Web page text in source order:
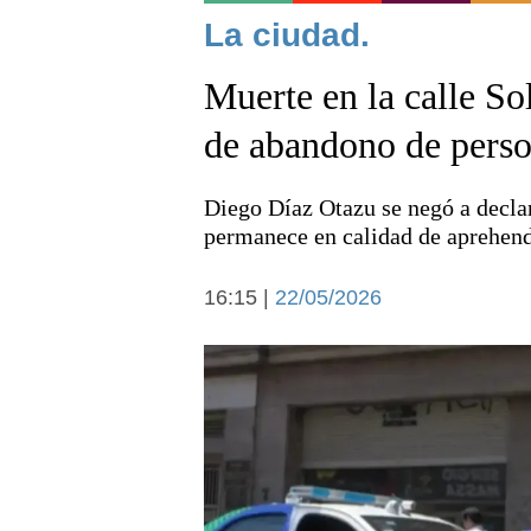
Noticias
Deportes
La ciudad.
Muerte en la calle
de abandono de
Diego Díaz Otazu se negó a
permanece en calidad de
16:15 | 22/05/2026